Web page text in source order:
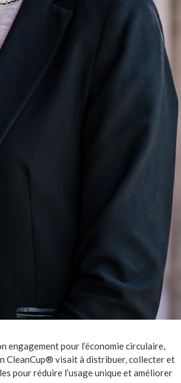
engagement pour l’économie circulaire,
CleanCup® visait à distribuer, collecter et
pour réduire l’usage unique et améliorer